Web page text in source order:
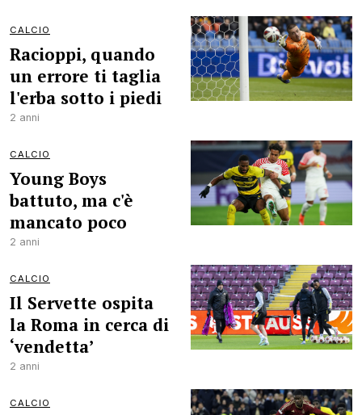
CALCIO
Racioppi, quando
un errore ti taglia
l'erba sotto i piedi
2 anni
CALCIO
Young Boys
battuto, ma c'è
mancato poco
2 anni
CALCIO
Il Servette ospita
la Roma in cerca di
‘vendetta’
2 anni
CALCIO